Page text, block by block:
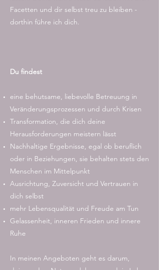
Facetten und dir selbst treu zu bleiben -
dorthin führe ich dich.
Du findest
eine behutsame, liebevolle Betreuung in
Veränderungsprozessen und durch Krisen
Transformation, die dich deine
Herausforderungen meistern lässt
Nachhaltige Ergebnisse, egal ob beruflich
oder in Beziehungen, sie behalten stets den
Menschen im Mittelpunkt
Ausrichtung, Zuversicht und Vertrauen in
dich selbst
mehr Lebensqualität und Freude am Tun
Gelassenheit, inneren Frieden und innere
Ruhe
In meinen Angeboten geht es darum,